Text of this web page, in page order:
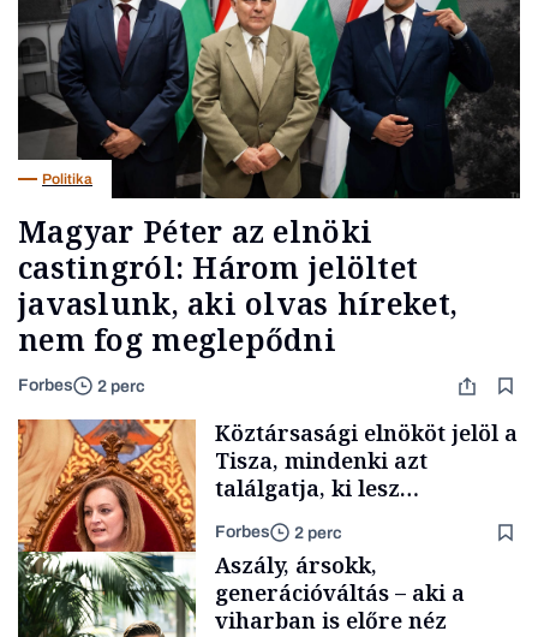
Politika
Magyar Péter az elnöki
castingról: Három jelöltet
javaslunk, aki olvas híreket,
nem fog meglepődni
Forbes 2 perc
Köztársasági elnököt jelöl a
Tisza, mindenki azt
találgatja, ki lesz
szombaton a befutó –
soroljuk az eddig felmerült
neveket
Forbes 2 perc
Aszály, ársokk,
generációváltás – aki a
viharban is előre néz